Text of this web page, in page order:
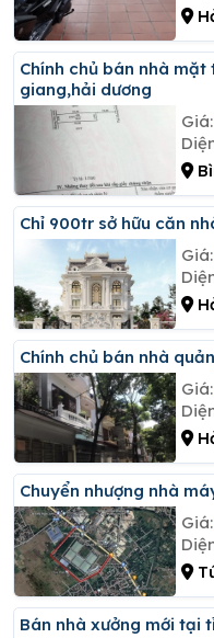
Chính chủ bán nhà mặt tiền 90m2, tân hồng,bình
giang,hải dương
Giá:
Chỉ 900tr sở hữu căn
Giá:
Chính chủ bán nhà
Giá:
Chuyển nhượng nhà
Giá:
Bán nhà xưởng mới tại